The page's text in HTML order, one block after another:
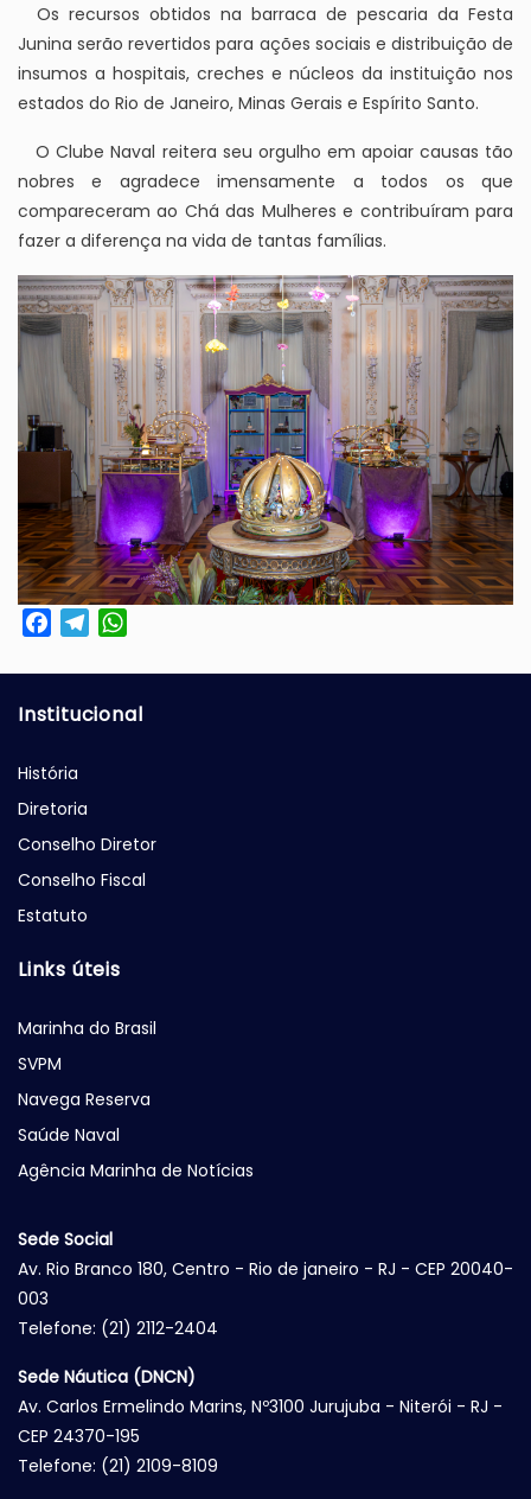
Os recursos obtidos na barraca de pescaria da Festa
Junina serão revertidos para ações sociais e distribuição de
insumos a hospitais, creches e núcleos da instituição nos
estados do Rio de Janeiro, Minas Gerais e Espírito Santo.
O Clube Naval reitera seu orgulho em apoiar causas tão
nobres e agradece imensamente a todos os que
compareceram ao Chá das Mulheres e contribuíram para
fazer a diferença na vida de tantas famílias.
Imagem
FacebookTelegram
Institucional
História
Diretoria
Conselho Diretor
Conselho Fiscal
Estatuto
Links úteis
Marinha do Brasil
SVPM
Navega Reserva
Saúde Naval
Agência Marinha de Notícias
Sede Social
Av. Rio Branco 180, Centro - Rio de janeiro - RJ - CEP 20040-
003
Telefone: (21) 2112-2404
Sede Náutica (DNCN)
Av. Carlos Ermelindo Marins, Nº3100 Jurujuba - Niterói - RJ -
CEP 24370-195
Telefone: (21) 2109-8109